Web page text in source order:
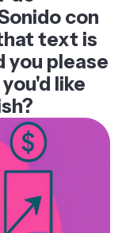
con
text is
you please
like